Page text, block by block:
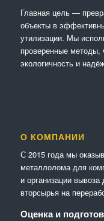
Главная цель —
объекты в
утилизации. Мы
проверенные методы,
экологичность и
О КОМПАНИИ
С 2015 года мы
металлолома для
и организации
вторсырья на
Оценка и